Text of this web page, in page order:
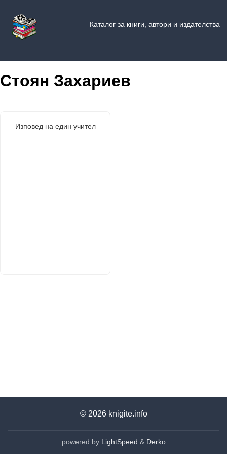
Каталог за книги, автори и издателства
Стоян Захариев
Изповед на един учител
© 2026 knigite.info
powered by LightSpeed & Derko